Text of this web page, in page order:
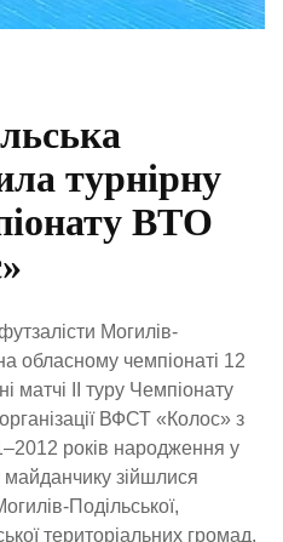
турнірну
ВТО
Могилів-
обласному чемпіонаті 12
матчі ІІ туру Чемпіонату
ВФСТ «Колос» з
років народження у
зійшлися
Подільської,
територіальних громад.